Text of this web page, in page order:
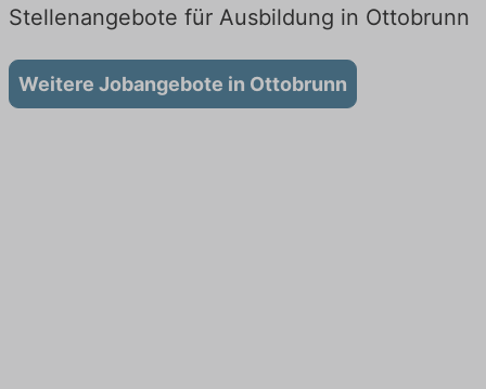
Stellenangebote für Ausbildung in Ottobrunn
Weitere Jobangebote in Ottobrunn